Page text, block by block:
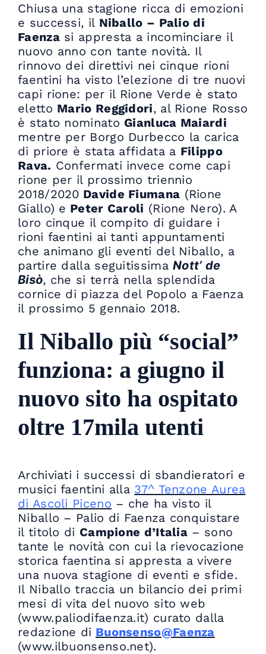
Chiusa una stagione ricca di emozioni
e successi, il Niballo – Palio di
Faenzasi appresta a incominciare il
nuovo anno con tante novità. Il
rinnovo dei direttivi nei cinque rioni
faentini ha visto l’elezione di tre nuovi
capi rione: per il Rione Verde è stato
eletto Mario Reggidori, al Rione Rosso
è stato nominato Gianluca Maiardi
mentre per Borgo Durbecco la carica
di priore è stata affidata a Filippo
Rava. Confermati invece come capi
rione per il prossimo triennio
2018/2020 Davide Fiumana (Rione
Giallo) e Peter Caroli (Rione Nero). A
loro cinque il compito di guidare i
rioni faentini ai tanti appuntamenti
che animano gli eventi del Niballo, a
partire dalla seguitissimaNott’ de
Bisò, che si terrà nella splendida
cornice di piazza del Popolo a Faenza
il prossimo 5 gennaio 2018.
Il Niballo più “social”
funziona: a giugno il
nuovo sito ha ospitato
oltre 17mila utenti
Archiviati i successi di sbandieratori e
musici faentini alla 37^ Tenzone Aurea
di Ascoli Piceno – che ha visto il
Niballo – Palio di Faenza conquistare
il titolo di Campione d’Italia – sono
tante le novità con cui la rievocazione
storica faentina si appresta a vivere
una nuova stagione di eventi e sfide.
Il Niballo traccia un bilancio dei primi
mesi di vita del nuovo sito web
(www.paliodifaenza.it) curato dalla
redazione di Buonsenso@Faenza
(www.ilbuonsenso.net).